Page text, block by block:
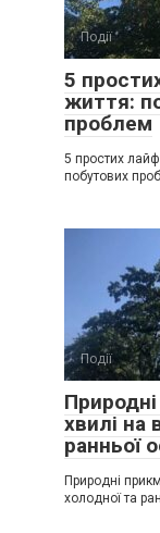
Події
5
життя:
проблем
5 простих
побутових
Події
хвилі на
ранньої
Природні
холодної та